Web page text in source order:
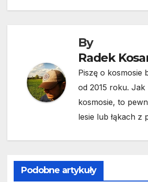
By
Radek
Piszę o kosmosie
od 2015 roku. Jak
kosmosie, to
lesie lub łąkach z
Podobne artykuły